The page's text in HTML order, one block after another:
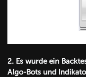
2. Es wurde ein
Algo-Bots und